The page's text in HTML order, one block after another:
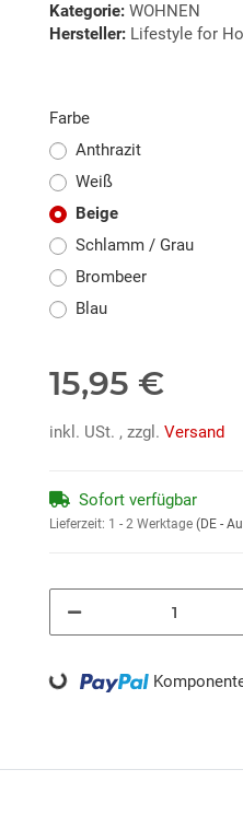
Kategorie: WOHNEN
Hersteller: Lifestyle for
Farbe
Anthrazit
Weiß
Beige
Schlamm / Grau
Brombeer
Blau
15,95 €
inkl. USt. , zzgl. Versand
Sofort verfügbar
Lieferzeit: 1 - 2 Werktage (DE -
Loading...